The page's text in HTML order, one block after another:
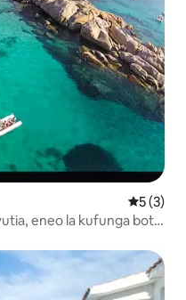
5 (3)
eneo la kufunga boti,